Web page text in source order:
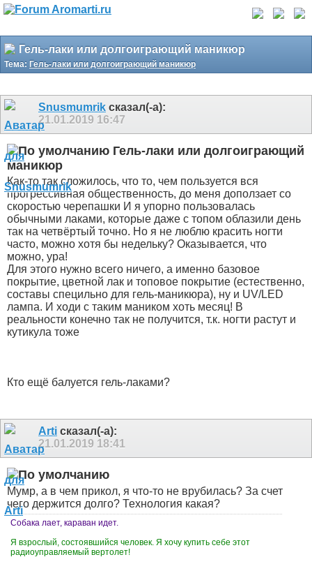
Гель-лаки или долгоиграющий маникюр
Тема: Гель-лаки или долгоиграющий маникюр
Snusmumrik сказал(-а):
21.01.2019 16:47
Гель-лаки или долгоиграющий
маникюр
Как-то так сложилось, что то, чем пользуется вся
прогрессивная общественность, до меня доползает со
скоростью черепашки И я упорно пользовалась
обычными лаками, которые даже с топом облазили день
так на четвёртый точно. Но я не люблю красить ногти
часто, можно хотя бы недельку? Оказывается, что
можно, ура!
Для этого нужно всего ничего, а именно базовое
покрытие, цветной лак и топовое покрытие (естественно,
составы специльно для гель-маникюра), ну и UV/LED
лампа. И ходи с таким маником хоть месяц! В
реальности конечно так не получится, т.к. ногти растут и
кутикула тоже
Кто ещё балуется гель-лаками?
Arti сказал(-а):
21.01.2019 18:41
Мумр, а в чем прикол, я что-то не врубилась? За счет
чего держится долго? Технология какая?
Собака лает, караван идет.
Я взрослый, состоявшийся человек. Я хочу купить себе этот
радиоуправляемый вертолет!